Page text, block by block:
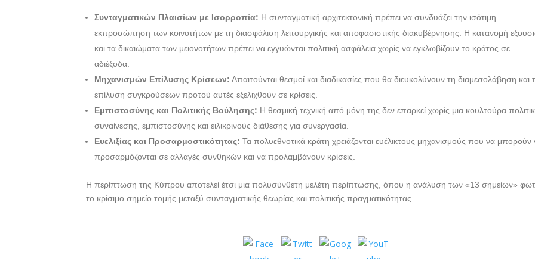
Συνταγματικών Πλαισίων με Ισορροπία: Η συνταγματική αρχιτεκτονική πρέπει να συνδυάζει την ισότιμη
εκπροσώπηση των κοινοτήτων με τη διασφάλιση λειτουργικής και αποφασιστικής διακυβέρνησης. Η κατανομή
και τα δικαιώματα των μειονοτήτων πρέπει να εγγυώνται πολιτική ασφάλεια χωρίς να εγκλωβίζουν το κράτος σε
αδιέξοδα.
Μηχανισμών Επίλυσης Κρίσεων: Απαιτούνται θεσμοί και διαδικασίες που θα διευκολύνουν τη διαμεσολάβηση και
επίλυση συγκρούσεων προτού αυτές εξελιχθούν σε κρίσεις.
Εμπιστοσύνης και Πολιτικής Βούλησης: Η θεσμική τεχνική από μόνη της δεν επαρκεί χωρίς μια κουλτούρα
συναίνεσης, εμπιστοσύνης και ειλικρινούς διάθεσης για συνεργασία.
Ευελιξίας και Προσαρμοστικότητας: Τα πολυεθνοτικά κράτη χρειάζονται ευέλικτους μηχανισμούς που να μπορούν
προσαρμόζονται σε αλλαγές συνθηκών και να προλαμβάνουν κρίσεις.
Η περίπτωση της Κύπρου αποτελεί έτσι μια πολυσύνθετη μελέτη περίπτωσης, όπου η ανάλυση των «13 σημείων»
το κρίσιμο σημείο τομής μεταξύ συνταγματικής θεωρίας και πολιτικής πραγματικότητας.